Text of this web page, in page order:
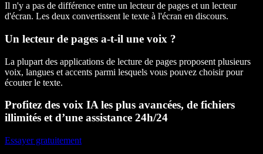
Il n'y a pas de différence entre un lecteur de pages et un lecteur
d'écran. Les deux convertissent le texte à l'écran en discours.
Un lecteur de pages a-t-il une voix ?
La plupart des applications de lecture de pages proposent plusieurs
voix, langues et accents parmi lesquels vous pouvez choisir pour
écouter le texte.
Profitez des voix IA les plus avancées, de fichiers
illimités et d’une assistance 24h/24
Essayer gratuitement